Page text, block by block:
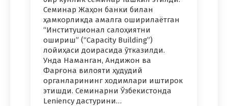
Семинар Жаҳон банки билан
ҳамкорликда амалга оширилаётган
“Институционал салоҳиятни
ошириш” (“Capacity Building”)
лойиҳаси доирасида ўтказилди.
Унда Наманган, Андижон ва
Фарғона вилояти ҳудудий
органларининг ходимлари иштирок
этишди. Семинарни Ўзбекистонда
Leniency дастурини…